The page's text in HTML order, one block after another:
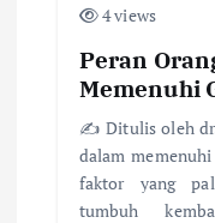
4 views
Peran
Memenuhi
✍️ Ditulis oleh
dalam
faktor yang
tumbuh